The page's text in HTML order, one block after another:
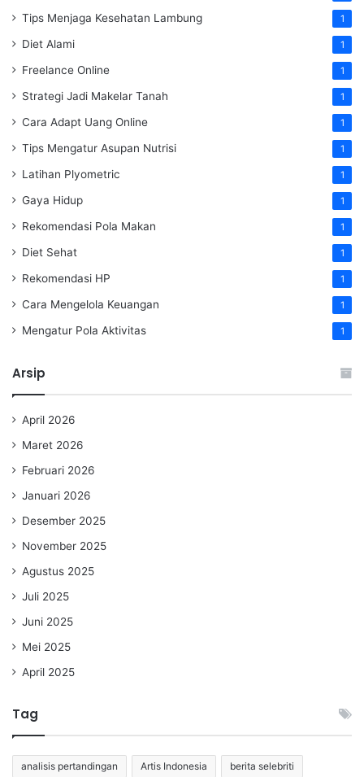
Tips Menjaga Kesehatan Lambung 1
Diet Alami 1
Freelance Online 1
Strategi Jadi Makelar Tanah 1
Cara Adapt Uang Online 1
Tips Mengatur Asupan Nutrisi 1
Latihan Plyometric 1
Gaya Hidup 1
Rekomendasi Pola Makan 1
Diet Sehat 1
Rekomendasi HP 1
Cara Mengelola Keuangan 1
Mengatur Pola Aktivitas 1
Arsip
April 2026
Maret 2026
Februari 2026
Januari 2026
Desember 2025
November 2025
Agustus 2025
Juli 2025
Juni 2025
Mei 2025
April 2025
Tag
analisis pertandingan Artis Indonesia berita selebriti